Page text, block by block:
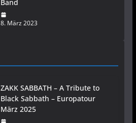
Band
8. März 2023
ZAKK SABBATH – A Tribute to
Black Sabbath – Europatour
März 2025